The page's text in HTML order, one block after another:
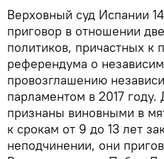
Верховный суд Испании
приговор в отношении
политиков, причастных к
референдума о
провозглашению
парламентом в 2017 году.
признаны виновными в
к срокам от 9 до 13 лет
неподчинении, они